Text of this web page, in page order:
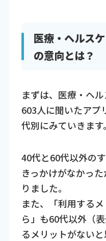
医療・ヘルス
の意向とは？
まずは、医療・ヘ
603人に聞いたアプ
代別にみていきます。
40代と60代以外の
きっかけがなかっ
りました。
また、「利用する
ら」も60代以外（
るメリットがない